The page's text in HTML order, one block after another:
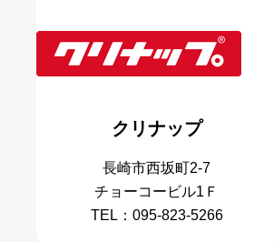
クリナップ
長崎市西坂町2-7
チョーコービル1Ｆ
TEL：095-823-5266